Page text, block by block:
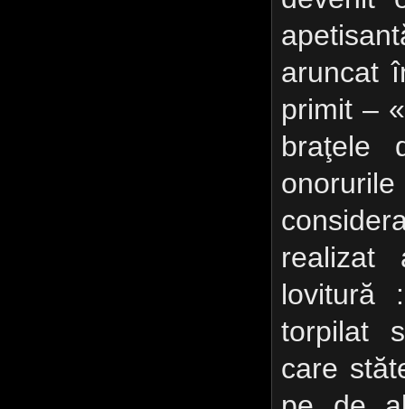
aruncat
primit –
braţele
realizat
torpilat
care